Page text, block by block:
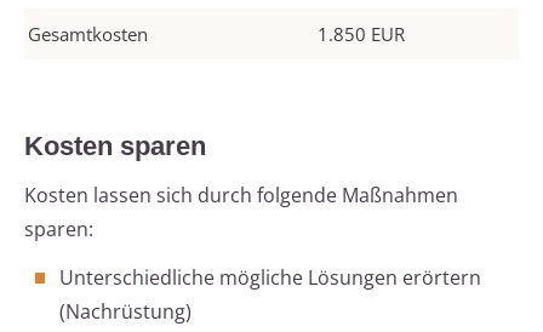
Gesamtkosten 1.850 EUR
Kosten sparen
Kosten lassen sich durch folgende Maßnahmen
sparen:
Unterschiedliche mögliche Lösungen erörtern
(Nachrüstung)